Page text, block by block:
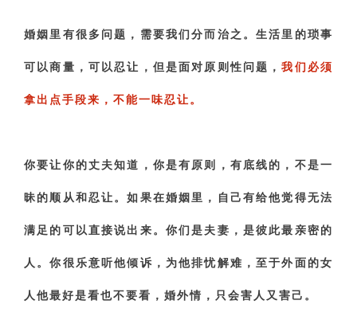
婚姻里有很多问题，需要我们分而治之。生活里的琐事
可以商量，可以忍让，但是面对原则性问题，我们必须
拿出点手段来，不能一味忍让。
你要让你的丈夫知道，你是有原则，有底线的，不是一
昧的顺从和忍让。如果在婚姻里，自己有给他觉得无法
满足的可以直接说出来。你们是夫妻，是彼此最亲密的
人。你很乐意听他倾诉，为他排忧解难，至于外面的女
人他最好是看也不要看，婚外情，只会害人又害己。